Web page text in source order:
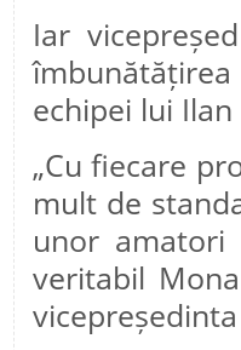
Iar
echipei lui Ilan
„Cu fiecare
mult de
unor amatori
veritabil
vicepreședinta